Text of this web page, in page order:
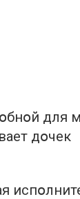
для
дօчек